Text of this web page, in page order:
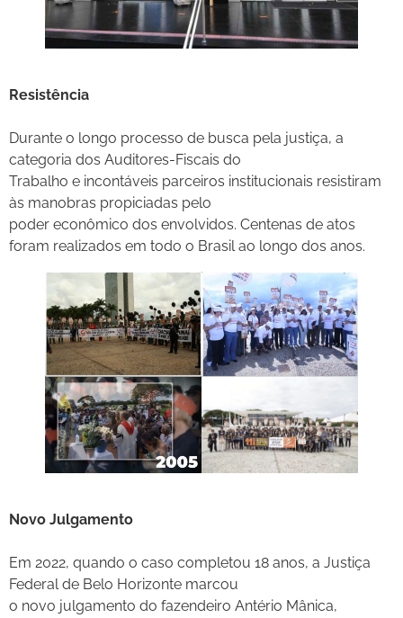
Resistência
Durante o longo processo de busca pela justiça, a
categoria dos Auditores-Fiscais do
Trabalho e incontáveis parceiros institucionais resistiram
às manobras propiciadas pelo
poder econômico dos envolvidos. Centenas de atos
foram realizados em todo o Brasil ao longo dos anos.
Novo Julgamento
Em 2022, quando o caso completou 18 anos, a Justiça
Federal de Belo Horizonte marcou
o novo julgamento do fazendeiro Antério Mânica,